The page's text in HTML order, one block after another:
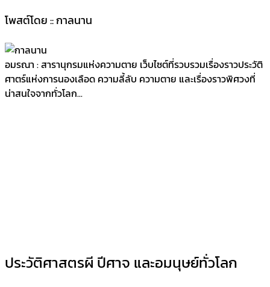
โพสต์โดย :: กาลนาน
อมรณา : สารานุกรมแห่งความตาย เว็บไซต์ที่รวบรวมเรื่องราวประวัติ
ศาตร์แห่งการนองเลือด ความลี้ลับ ความตาย และเรื่องราวพิศวงที่
น่าสนใจจากทั่วโลก...
ประวัติศาสตรผี ปีศาจ และอมนุษย์ทั่วโลก